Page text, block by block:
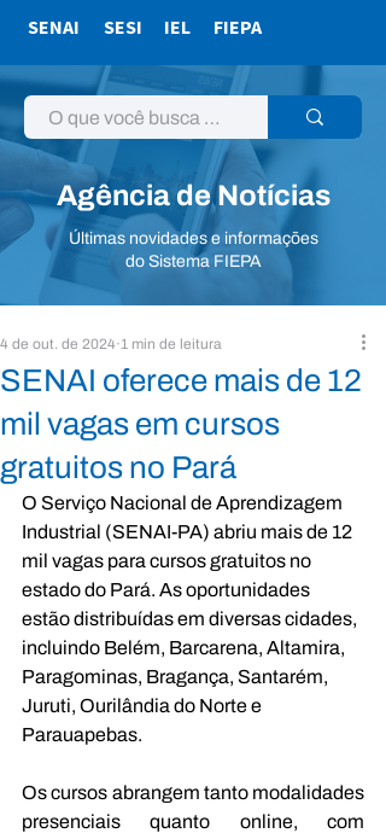
SENAI SESI IEL FIEPA
Agência de Notícias
Últimas novidades e informações
do Sistema FIEPA
SENAI oferece mais de 12
mil vagas em cursos
gratuitos no Pará
4 de out. de 2024 1 min de leitura
O Serviço Nacional de Aprendizagem
Industrial (SENAI-PA) abriu mais de 12
mil vagas para cursos gratuitos no
estado do Pará. As oportunidades
estão distribuídas em diversas cidades,
incluindo Belém, Barcarena, Altamira,
Paragominas, Bragança, Santarém,
Juruti, Ourilândia do Norte e
Parauapebas.
Os cursos abrangem tanto modalidades
presenciais quanto online, com